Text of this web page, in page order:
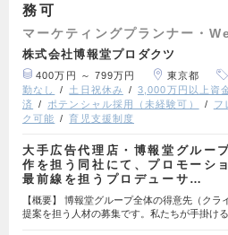
務可
マーケティングプランナー・
株式会社博報堂プロダクツ
400万円 ～ 799万円 東京都
勤なし
土日祝休み 3,000万円以上資
済
ポテンシャル採用（未経験可） フ
ク可能
育児支援制度
大手広告代理店・博報堂グルー
作を担う同社にて、プロモーシ
最前線を担うプロデューサ…
【概要】 博報堂グループ全体の得意先（ク
提案を担う人材の募集です。私たちが手掛け